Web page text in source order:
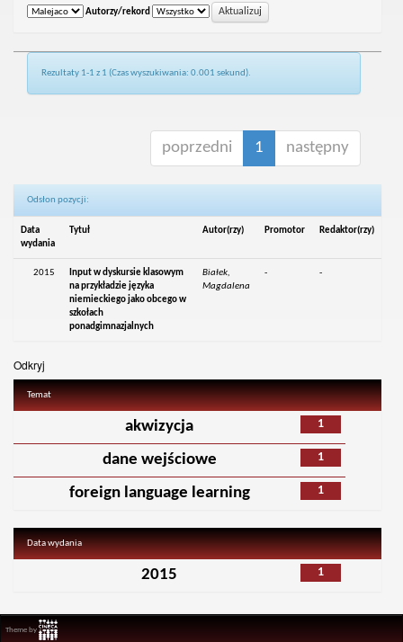
Autorzy/rekord
Rezultaty 1-1 z 1 (Czas wyszukiwania: 0.001 sekund).
poprzedni 1 następny
Odsłon pozycji:
Data
wydania
Tytuł Autor(rzy) Promotor Redaktor(rzy)
2015
Input w dyskursie klasowym
na przykładzie języka
niemieckiego jako obcego w
szkołach
ponadgimnazjalnych
Białek,
Magdalena
- -
Odkryj
Temat
1
akwizycja
1
dane wejściowe
1
foreign language learning
Data wydania
1
2015
Theme by